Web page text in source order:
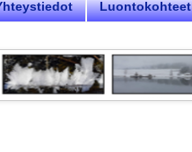
Luontokohteet